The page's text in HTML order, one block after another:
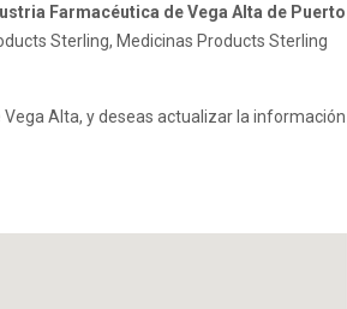
Farmacéutica de Vega Alta de Puerto
Sterling, Medicinas Products Sterling
Alta, y deseas actualizar la información